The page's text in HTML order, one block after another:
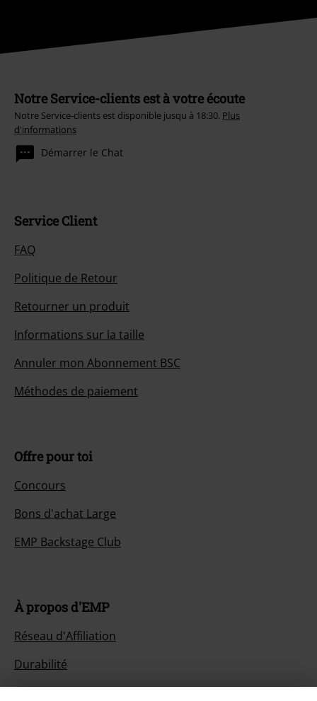
Notre Service-clients est à votre écoute
Notre Service-clients est disponible jusqu à 18:30. Plus
d'informations
Démarrer le Chat
Service Client
FAQ
Politique de Retour
Retourner un produit
Informations sur la taille
Annuler mon Abonnement BSC
Méthodes de paiement
Offre pour toi
Concours
Bons d'achat Large
EMP Backstage Club
À propos d'EMP
Réseau d'Affiliation
Durabilité